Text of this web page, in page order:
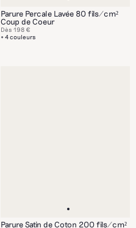
Parure Percale Lavée 80 fils/cm²
Coup de Coeur
+ 4 couleurs
Dès 198 €
Parure Satin de Coton 200 fils/cm²